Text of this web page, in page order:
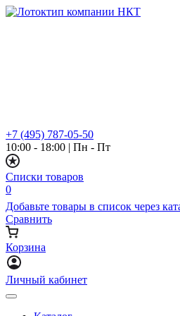
+7 (495) 787-05-50
10:00 - 18:00 | Пн - Пт
Списки товаров
0
Добавьте товары в список через
Сравнить
Корзина
Личный кабинет